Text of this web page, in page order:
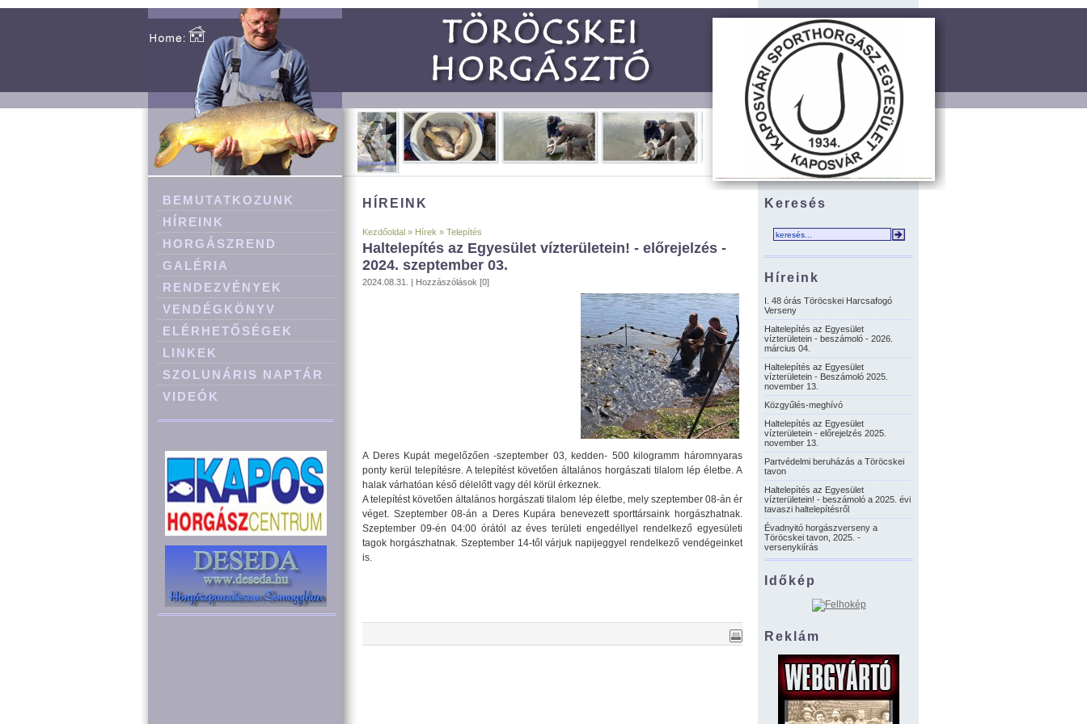
BEMUTATKOZUNK
HÍREINK
HORGÁSZREND
GALÉRIA
RENDEZVÉNYEK
VENDÉGKÖNYV
ELÉRHETŐSÉGEK
LINKEK
SZOLUNÁRIS NAPTÁR
VIDEÓK
HÍREINK
Kezdőoldal » Hírek » Telepítés
Haltelepítés az Egyesület vízterületein! - előrejelzés -
2024. szeptember 03.
2024.08.31. | Hozzászólások [0]
A Deres Kupát megelőzően -szeptember 03, kedden- 500 kilogramm háromnyaras
ponty kerül telepítésre. A telepítést követően általános horgászati tilalom lép életbe. A
halak várhatóan késő délelőtt vagy dél körül érkeznek.
A telepítést követően általános horgászati tilalom lép életbe, mely szeptember 08-án ér
véget. Szeptember 08-án a Deres Kupára benevezett sporttársaink horgászhatnak.
Szeptember 09-én 04:00 órától az éves területi engedéllyel rendelkező egyesületi
tagok horgászhatnak. Szeptember 14-től várjuk napijeggyel rendelkező vendégeinket
is.
Keresés
Híreink
I. 48 órás Töröcskei Harcsafogó
Verseny
Haltelepítés az Egyesület
vízterületein - beszámoló - 2026.
március 04.
Haltelepítés az Egyesület
vízterületein - Beszámoló 2025.
november 13.
Közgyűlés-meghívó
Haltelepítés az Egyesület
vízterületein - előrejelzés 2025.
november 13.
Partvédelmi beruházás a Töröcskei
tavon
Haltelepítés az Egyesület
vízterületein! - beszámoló a 2025. évi
tavaszi haltelepítésről
Évadnyitó horgászverseny a
Töröcskei tavon, 2025. -
versenykiírás
Időkép
Reklám